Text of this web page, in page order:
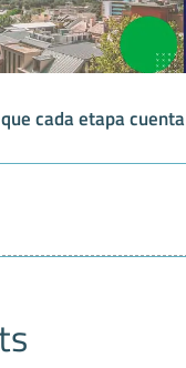
cada etapa cuenta